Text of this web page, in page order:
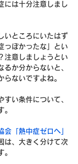
には十分注意しまし
いところにいたはず
っぽかったな」とい
注意しましょうとい
るか分からないと、
らないですよね。
すい条件について、
。
会「熱中症ゼロへ」
は、大きく分けて次
。